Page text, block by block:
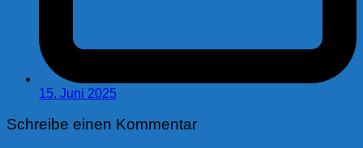
15. Juni 2025
Schreibe einen Kommentar